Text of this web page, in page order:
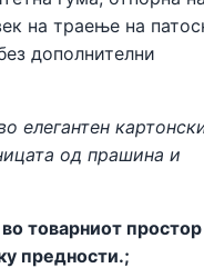
на траење на
дополнителни
елегантен
од прашина и
товарниот простор
предности.;